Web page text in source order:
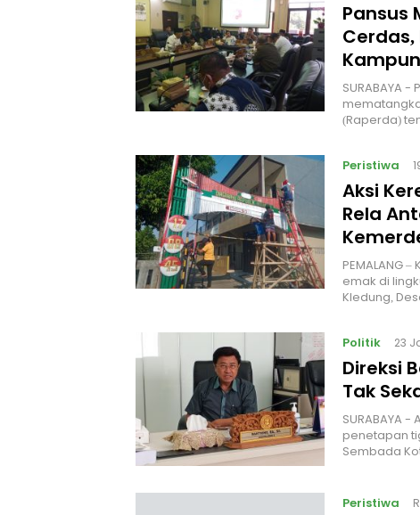
Pansus
Cerdas,
‎SURABAYA
(Raperda)
Peristiwa
Aksi
Rela
PEMALANG
emak di
Kledung,
Politik 23
Direksi
Tak
‎SURABAYA
penetapan
Sembada
Peristiwa